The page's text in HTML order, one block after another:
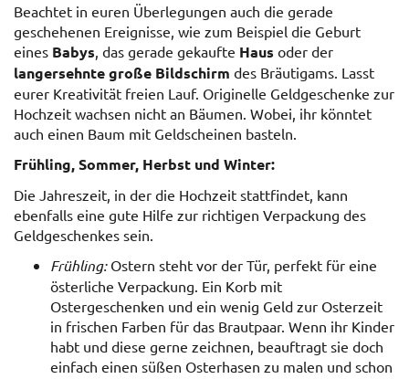
Beachtet in euren Überlegungen auch die gerade
geschehenen Ereignisse, wie zum Beispiel die Geburt
eines Babys , das gerade gekaufte Haus oder der
langersehnte große Bildschirm des Bräutigams. Lasst
eurer Kreativität freien Lauf. Originelle Geldgeschenke zur
Hochzeit wachsen nicht an Bäumen. Wobei, ihr könntet
auch einen Baum mit Geldscheinen basteln.
Frühling, Sommer, Herbst und Winter:
Die Jahreszeit, in der die Hochzeit stattfindet, kann
ebenfalls eine gute Hilfe zur richtigen Verpackung des
Geldgeschenkes sein.
Frühling: Ostern steht vor der Tür, perfekt für eine
österliche Verpackung. Ein Korb mit
Ostergeschenken und ein wenig Geld zur Osterzeit
in frischen Farben für das Brautpaar. Wenn ihr Kinder
habt und diese gerne zeichnen, beauftragt sie doch
einfach einen süßen Osterhasen zu malen und schon